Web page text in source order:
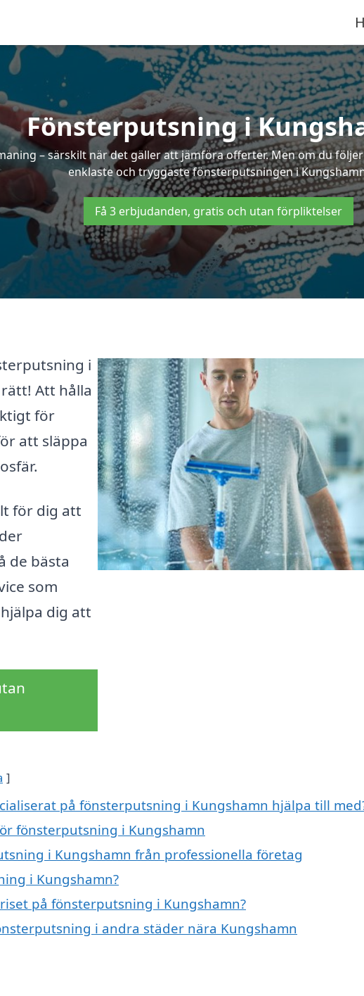
Fönsterputsning i
– särskilt när det gäller att jämföra offerter. Men om du
enklaste och tryggaste fönsterputsningen i
Få 3 erbjudanden, gratis och utan förpliktelser
i
Att hålla
för
att släppa
för dig att
de bästa
som
dig att
på fönsterputsning i Kungshamn hjälpa till
fönsterputsning i Kungshamn
i Kungshamn från professionella företag
i Kungshamn?
på fönsterputsning i Kungshamn?
i andra städer nära Kungshamn